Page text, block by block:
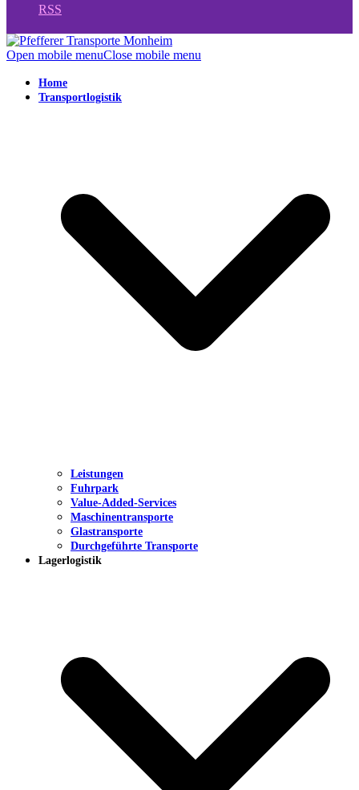
RSS
Open mobile menuClose mobile menu
Home
Transportlogistik
Leistungen
Fuhrpark
Value-Added-Services
Maschinentransporte
Glastransporte
Durchgeführte Transporte
Lagerlogistik